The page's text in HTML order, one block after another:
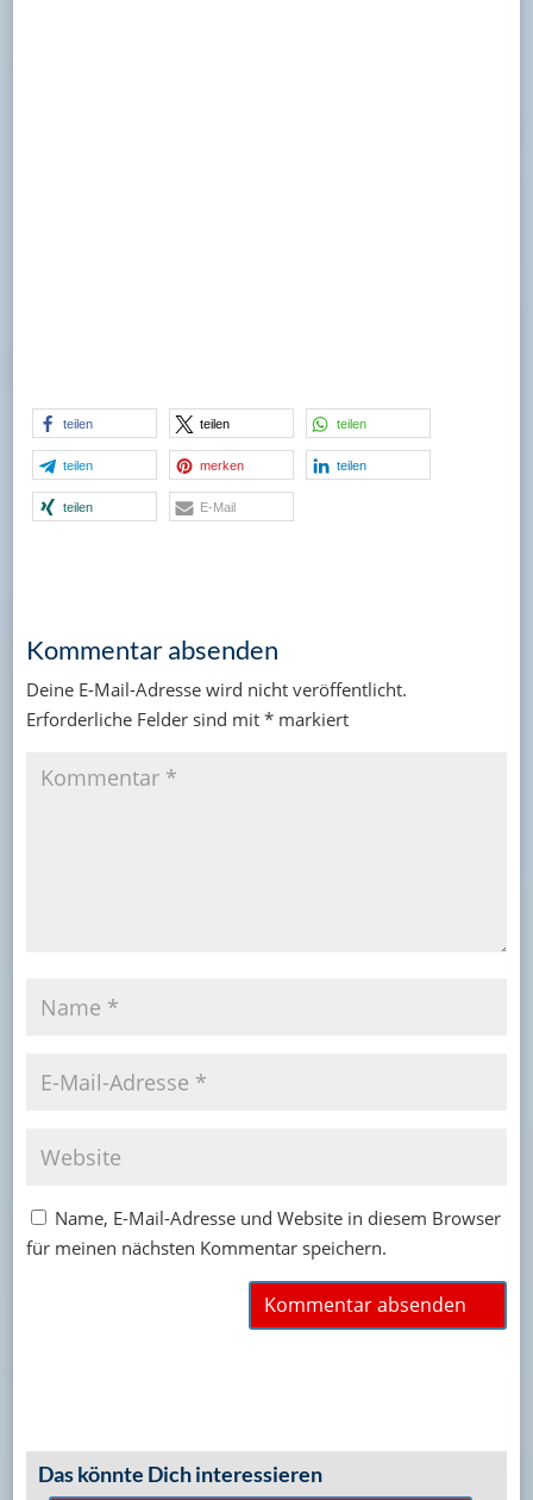
teilen teilen teilen
teilen merken teilen
teilen E-Mail
Kommentar absenden
Deine E-Mail-Adresse wird nicht veröffentlicht.
Erforderliche Felder sind mit *markiert
Name, E-Mail-Adresse und Website in diesem Browser
für meinen nächsten Kommentar speichern.
Das könnte Dich interessieren